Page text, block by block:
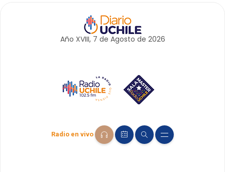
Año XVIII, 7 de Agosto de 2026
Radio en vivo